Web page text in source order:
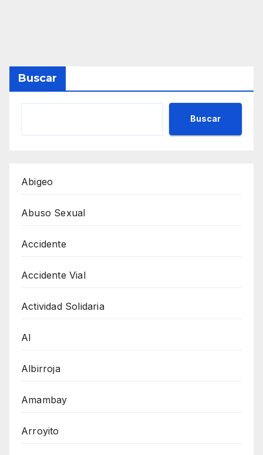
Buscar
Buscar
Abigeo
Abuso Sexual
Accidente
Accidente Vial
Actividad Solidaria
AI
Albirroja
Amambay
Arroyito